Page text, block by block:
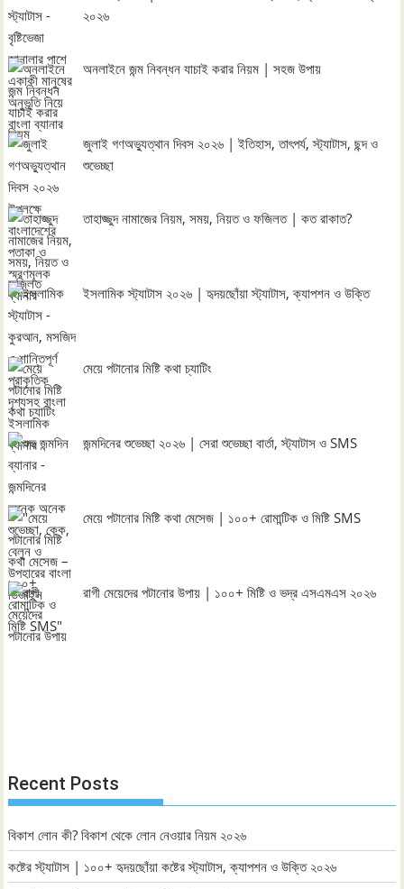
২০২৬
অনলাইনে জন্ম নিবন্ধন যাচাই করার নিয়ম | সহজ উপায়
জুলাই গণঅভ্যুত্থান দিবস ২০২৬ | ইতিহাস, তাৎপর্য, স্ট্যাটাস, ছন্দ ও
শুভেচ্ছা
তাহাজ্জুদ নামাজের নিয়ম, সময়, নিয়ত ও ফজিলত | কত রাকাত?
ইসলামিক স্ট্যাটাস ২০২৬ | হৃদয়ছোঁয়া স্ট্যাটাস, ক্যাপশন ও উক্তি
মেয়ে পটানোর মিষ্টি কথা চ্যাটিং
জন্মদিনের শুভেচ্ছা ২০২৬ | সেরা শুভেচ্ছা বার্তা, স্ট্যাটাস ও SMS
মেয়ে পটানোর মিষ্টি কথা মেসেজ | ১০০+ রোমান্টিক ও মিষ্টি SMS
রাগী মেয়েদের পটানোর উপায় | ১০০+ মিষ্টি ও ভদ্র এসএমএস ২০২৬
Recent Posts
বিকাশ লোন কী? বিকাশ থেকে লোন নেওয়ার নিয়ম ২০২৬
কষ্টের স্ট্যাটাস | ১০০+ হৃদয়ছোঁয়া কষ্টের স্ট্যাটাস, ক্যাপশন ও উক্তি ২০২৬